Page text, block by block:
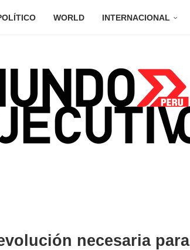
WORLD INTERNACIONAL
necesaria para